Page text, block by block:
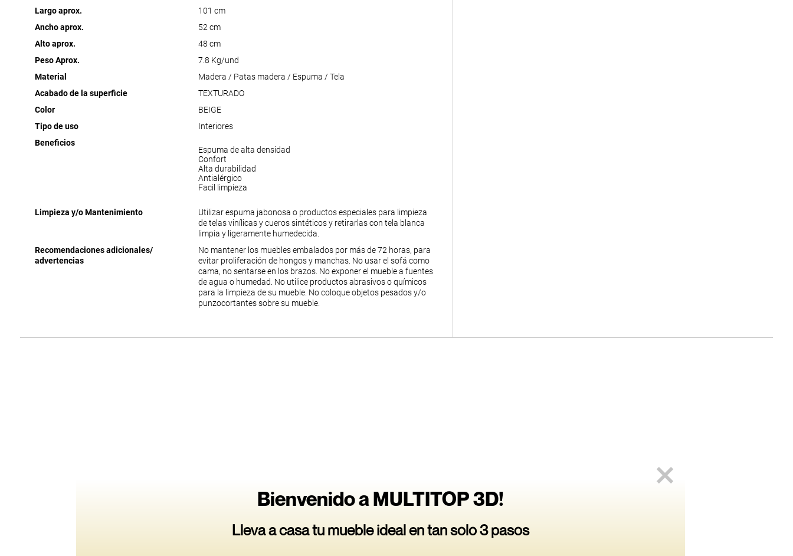
Largo aprox.
101 cm
Ancho aprox.
52 cm
Alto aprox.
48 cm
Peso Aprox.
7.8 Kg/und
Material
Madera / Patas madera / Espuma / Tela
Acabado de la superficie
TEXTURADO
Color
BEIGE
Tipo de uso
Interiores
Beneficios
Espuma de alta densidad
Confort
Alta durabilidad
Antialérgico
Facil limpieza
Limpieza y/o Mantenimiento
Utilizar espuma jabonosa o productos especiales para limpieza
de telas vinílicas y cueros sintéticos y retirarlas con tela blanca
limpia y ligeramente humedecida.
Recomendaciones adicionales/
advertencias
No mantener los muebles embalados por más de 72 horas, para
evitar proliferación de hongos y manchas. No usar el sofá como
cama, no sentarse en los brazos. No exponer el mueble a fuentes
de agua o humedad. No utilice productos abrasivos o químicos
para la limpieza de su mueble. No coloque objetos pesados y/o
punzocortantes sobre su mueble.